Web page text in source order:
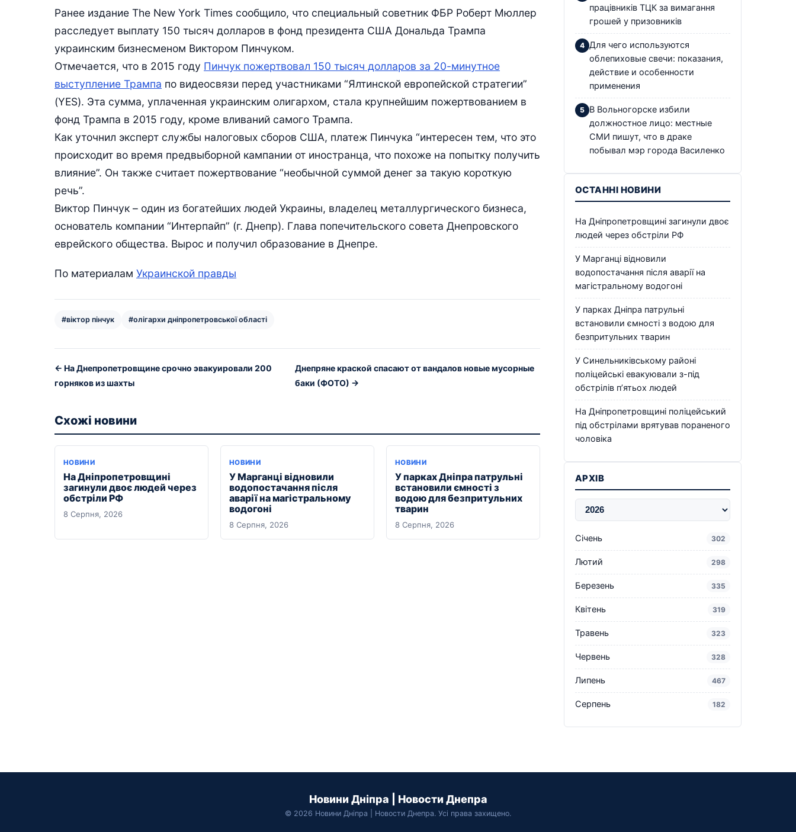
Ранее издание The New York Times сообщило, что специальный советник ФБР Роберт Мюллер
расследует выплату 150 тысяч долларов в фонд президента США Дональда Трампа
украинским бизнесменом Виктором Пинчуком.
Отмечается, что в 2015 году Пинчук пожертвовал 150 тысяч долларов за 20-минутное
выступление Трампа по видеосвязи перед участниками “Ялтинской европейской стратегии”
(YES). Эта сумма, уплаченная украинским олигархом, стала крупнейшим пожертвованием в
фонд Трампа в 2015 году, кроме вливаний самого Трампа.
Как уточнил эксперт службы налоговых сборов США, платеж Пинчука “интересен тем, что это
происходит во время предвыборной кампании от иностранца, что похоже на попытку получить
влияние”. Он также считает пожертвование “необычной суммой денег за такую короткую
речь”.
Виктор Пинчук – один из богатейших людей Украины, владелец металлургического бизнеса,
основатель компании “Интерпайп” (г. Днепр). Глава попечительского совета Днепровского
еврейского общества. Вырос и получил образование в Днепре.
По материалам Украинской правды
#віктор пінчук #олігархи дніпропетровської області
← На Днепропетровщине срочно эвакуировали 200
горняков из шахты
Днепряне краской спасают от вандалов новые мусорные
баки (ФОТО) →
Схожі новини
НОВИНИ
На Дніпропетровщині
загинули двоє людей через
обстріли РФ
8 Серпня, 2026
НОВИНИ
У Марганці відновили
водопостачання після
аварії на магістральному
водогоні
8 Серпня, 2026
НОВИНИ
У парках Дніпра патрульні
встановили ємності з
водою для безпритульних
тварин
8 Серпня, 2026
працівників ТЦК за вимагання
грошей у призовників
Для чего используются
облепиховые свечи: показания,
действие и особенности
применения
В Вольногорске избили
должностное лицо: местные
СМИ пишут, что в драке
побывал мэр города Василенко
ОСТАННІ НОВИНИ
На Дніпропетровщині загинули двоє
людей через обстріли РФ
У Марганці відновили
водопостачання після аварії на
магістральному водогоні
У парках Дніпра патрульні
встановили ємності з водою для
безпритульних тварин
У Синельниківському районі
поліцейські евакуювали з-під
обстрілів п’ятьох людей
На Дніпропетровщині поліцейський
під обстрілами врятував пораненого
чоловіка
АРХІВ
Січень 302
Лютий 298
Березень 335
Квітень 319
Травень 323
Червень 328
Липень 467
Серпень 182
Новини Дніпра | Новости Днепра
© 2026 Новини Дніпра | Новости Днепра. Усі права захищено.